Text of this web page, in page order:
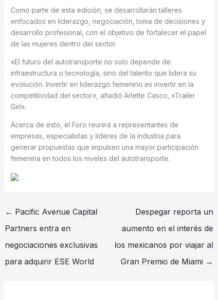
Como parte de esta edición, se desarrollarán talleres
enfocados en liderazgo, negociación, toma de decisiones y
desarrollo profesional, con el objetivo de fortalecer el papel
de las mujeres dentro del sector.
«El futuro del autotransporte no solo depende de
infraestructura o tecnología, sino del talento que lidera su
evolución. Invertir en liderazgo femenino es invertir en la
competitividad del sector», añadió Arlette Casco, «Trailer
Girl».
Acerca de esto, el Foro reunirá a representantes de
empresas, especialistas y líderes de la industria para
generar propuestas que impulsen una mayor participación
femenina en todos los niveles del autotransporte.
← Pacific Avenue Capital
Partners entra en
negociaciones exclusivas
para adquirir ESE World
Despegar reporta un
aumento en el interés de
los mexicanos por viajar al
Gran Premio de Miami →